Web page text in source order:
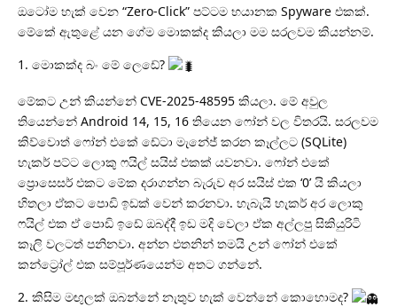
ඔටෝම හැක් වෙන “Zero-Click” පට්ටම භයානක Spyware එකක්.
මේකේ ඇතුළේ යන ගේම මොකක්ද කියලා මම සරලවම කියන්නම්.
1. මොකක්ද බං මේ ලෙඩේ?
මේකට උන් කියන්නේ CVE-2025-48595 කියලා. මේ අවුල
තියෙන්නේ Android 14, 15, 16 තියෙන ෆෝන් වල විතරයි. සරලවම
කිව්වොත් ෆෝන් එකේ ඩේටා මැනේජ් කරන කෑල්ලට (SQLite)
හැකර් පට්ට ලොකු ෆයිල් සයිස් එකක් යවනවා. ෆෝන් එකේ
ප්‍රොසෙසර් එකට මේක දරාගන්න බැරුව අර සයිස් එක ‘0’ යි කියලා
හිතලා ඒකට පොඩි ඉඩක් වෙන් කරනවා. හැබැයි හැකර් අර ලොකු
ෆයිල් එක ඒ පොඩි ඉඩේ ඔබද්දී ඉඩ මදි වෙලා ඒක අල්ලපු සිකියුරිටි
කෑලි වලටත් පනිනවා. අන්න එතනින් තමයි උන් ෆෝන් එකේ
කන්ට්‍රෝල් එක සම්පූර්ණයෙන්ම අතට ගන්නේ.
2. කිසිම මඟුලක් ඔබන්නේ නැතුව හැක් වෙන්නේ කොහොමද?